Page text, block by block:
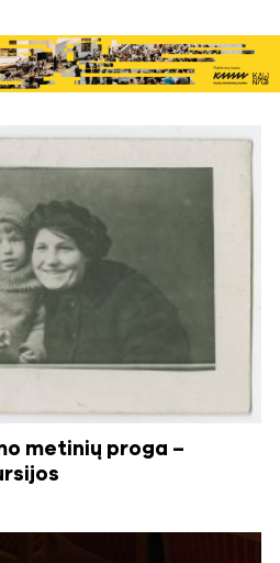
metinių proga –